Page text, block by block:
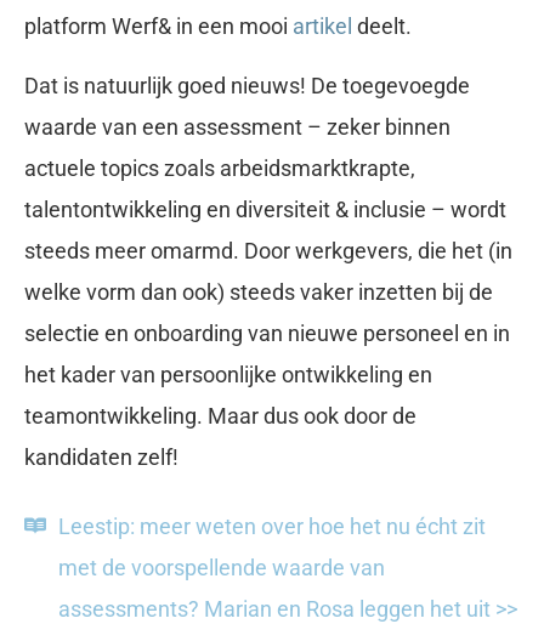
platform Werf& in een mooi artikel deelt.
Dat is natuurlijk goed nieuws! De toegevoegde
waarde van een assessment – zeker binnen
actuele topics zoals arbeidsmarktkrapte,
talentontwikkeling en diversiteit & inclusie – wordt
steeds meer omarmd. Door werkgevers, die het (in
welke vorm dan ook) steeds vaker inzetten bij de
selectie en onboarding van nieuwe personeel en in
het kader van persoonlijke ontwikkeling en
teamontwikkeling. Maar dus ook door de
kandidaten zelf!
Leestip: meer weten over hoe het nu écht zit
met de voorspellende waarde van
assessments? Marian en Rosa leggen het uit >>